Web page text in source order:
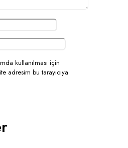
kullanılması için
adresim bu tarayıcıya